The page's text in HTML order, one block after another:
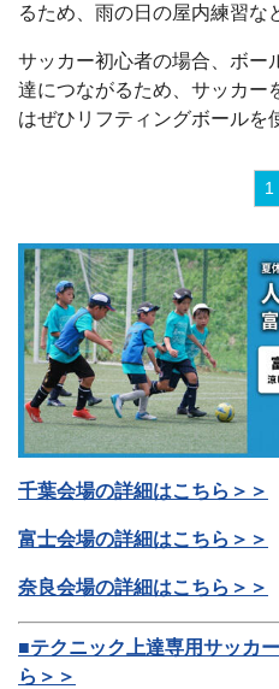
るため、雨の日の屋内練習な
サッカー初心者の場合、ボー
達につながるため、サッカー
はぜひリフティングボールを
1
千葉会場の詳細はこちら＞＞
富士会場の詳細はこちら＞＞
奈良会場の詳細はこちら＞＞
■テクニック上達専用サッカ
ら＞＞